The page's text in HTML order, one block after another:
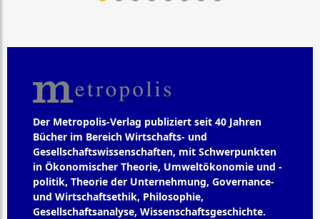
Der Metropolis-Verlag publiziert seit 40 Jahren
Bücher im Bereich Wirtschafts- und
Gesellschaftswissenschaften, mit Schwerpunkten
in Ökonomischer Theorie, Umweltökonomie und -
politik, Theorie der Unternehmung, Governance-
und Wirtschaftsethik, Philosophie,
Gesellschaftsanalyse, Wissenschaftsgeschichte.